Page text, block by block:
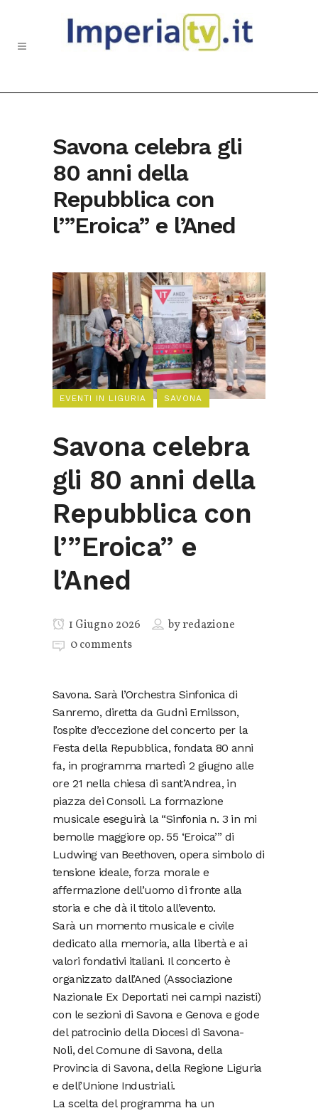
Savona celebra gli
80 anni della
Repubblica con
l’”Eroica” e l’Aned
EVENTI IN LIGURIA SAVONA
Savona celebra
gli 80 anni della
Repubblica con
l’”Eroica” e
l’Aned
1 Giugno 2026 byredazione
0 comments
Savona. Sarà l’Orchestra Sinfonica di
Sanremo, diretta da Gudni Emilsson,
l’ospite d’eccezione del concerto per la
Festa della Repubblica, fondata 80 anni
fa, in programma martedì 2 giugno alle
ore 21 nella chiesa di sant’Andrea, in
piazza dei Consoli. La formazione
musicale eseguirà la “Sinfonia n. 3 in mi
bemolle maggiore op. 55 ‘Eroica’” di
Ludwing van Beethoven, opera simbolo di
tensione ideale, forza morale e
affermazione dell’uomo di fronte alla
storia e che dà il titolo all’evento.
Sarà un momento musicale e civile
dedicato alla memoria, alla libertà e ai
valori fondativi italiani. Il concerto è
organizzato dall’Aned (Associazione
Nazionale Ex Deportati nei campi nazisti)
con le sezioni di Savona e Genova e gode
del patrocinio della Diocesi di Savona-
Noli, del Comune di Savona, della
Provincia di Savona, della Regione Liguria
e dell’Unione Industriali.
La scelta del programma ha un